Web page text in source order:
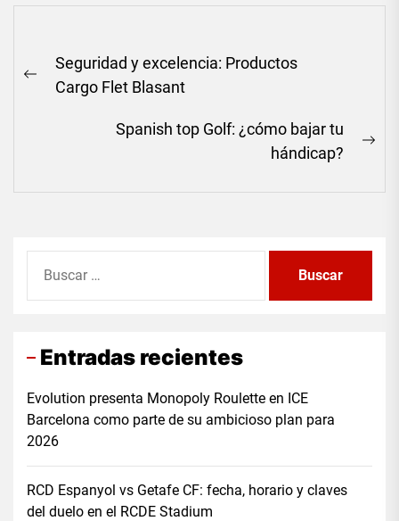
de
entradas
Previous
Seguridad y excelencia: Productos
Cargo Flet Blasant
Spanish top Golf: ¿cómo bajar tu
hándicap?
Entradas recientes
Evolution presenta Monopoly Roulette en ICE
Barcelona como parte de su ambicioso plan para
2026
RCD Espanyol vs Getafe CF: fecha, horario y claves
del duelo en el RCDE Stadium